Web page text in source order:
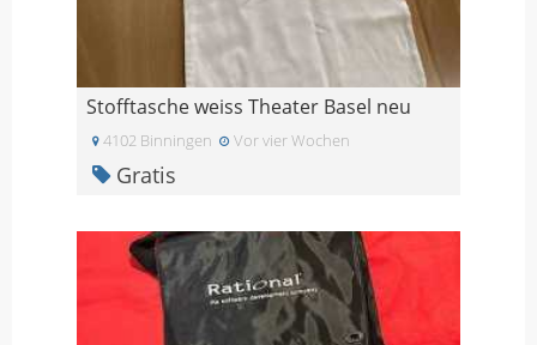
Stofftasche weiss Theater Basel neu
4102 Binningen Vor vier Wochen
Gratis